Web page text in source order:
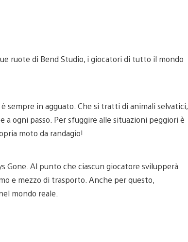
ruote di Bend Studio, i giocatori di tutto il mondo
sempre in agguato. Che si tratti di animali selvatici,
ogni passo. Per sfuggire alle situazioni peggiori è
moto da randagio!
Gone. Al punto che ciascun giocatore svilupperà
e mezzo di trasporto. Anche per questo,
mondo reale.